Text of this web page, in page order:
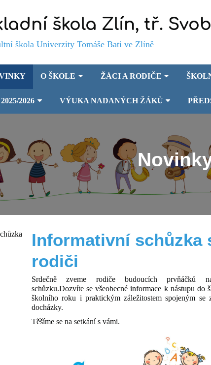
škola Zlín, tř.
Univerzity Tomáše Bati ve Zlíně
O ŠKOLE ŽÁCI A RODIČE
2026 VÝUKA NADANÝCH ŽÁKŮ
Informativní schůzka
rodiči
Srdečně zveme rodiče budoucích prvňáčků
schůzku.Dozvíte se všeobecné informace k nástupu do
školního roku i praktickým záležitostem spojeným se
docházky.
Těšíme se na setkání s vámi.